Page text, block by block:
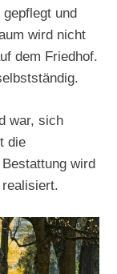
und
wird nicht
dem Friedhof.
war, sich
die
wird